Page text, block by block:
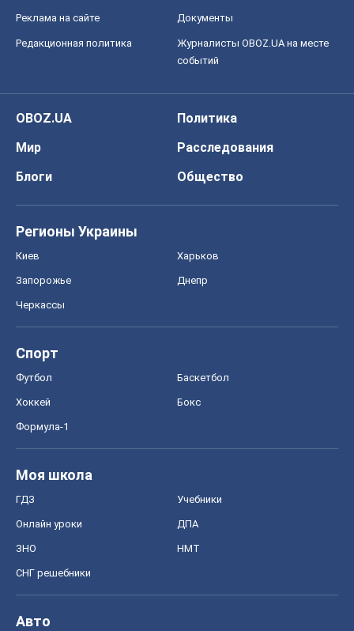
Реклама на сайте Документы
Редакционная политика
Журналисты OBOZ.UA на месте
событий
OBOZ.UA
Политика
Мир
Расследования
Блоги
Общество
Регионы Украины
Киев Харьков
Запорожье Днепр
Черкассы
Спорт
Футбол Баскетбол
Хоккей Бокс
Формула-1
Моя школа
ГДЗ Учебники
Онлайн уроки ДПА
ЗНО НМТ
СНГ решебники
Авто